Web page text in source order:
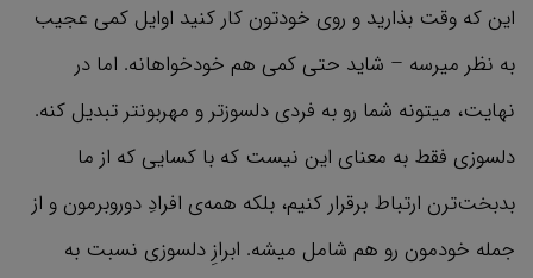
این که وقت بذارید و روی خودتون کار کنید اوایل کمی عجیب
به نظر میرسه – شاید حتی کمی هم خودخواهانه. اما در
نهایت، میتونه شما رو به فردی دلسوزتر و مهربونتر تبدیل کنه.
دلسوزی فقط به معنای این نیست که با کسایی که از ما
بدبخت‌ترن ارتباط برقرار کنیم، بلکه همه‌ی افرادِ دوروبرمون و از
جمله خودمون رو هم شامل میشه. ابرازِ دلسوزی نسبت به